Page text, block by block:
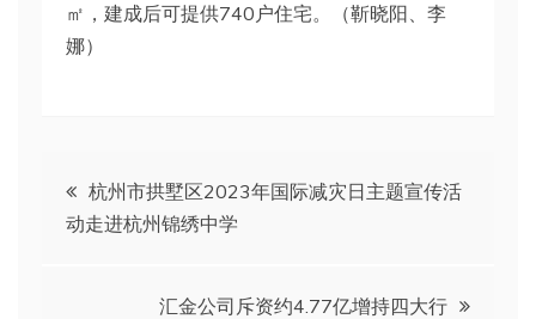
㎡，建成后可提供740户住宅。（靳晓阳、李
娜）
文
章
杭州市拱墅区2023年国际减灾日主题宣传活
动走进杭州锦绣中学
汇金公司斥资约4.77亿增持四大行